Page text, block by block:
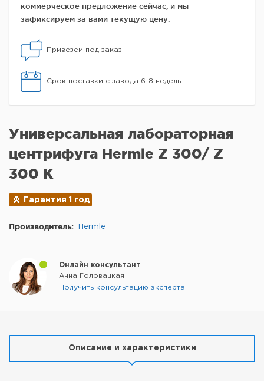
коммерческое предложение сейчас, и мы
зафиксируем за вами текущую цену.
Привезем под заказ
Срок поставки с завода 6-8 недель
Универсальная лабораторная
центрифуга Hermle Z 300/ Z
300 K
Гарантия 1 год
Производитель: Hermle
Онлайн консультант
Анна Головацкая
Получить консультацию эксперта
Описание и характеристики